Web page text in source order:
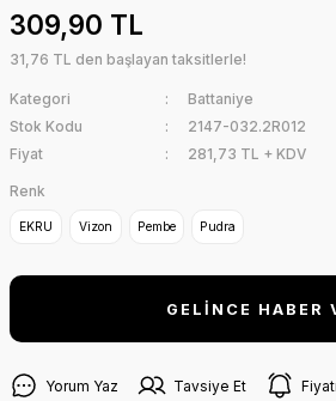
309,90 TL
31,76 TL den başlayan taksitlerle!
Kategori
Battaniye
Stok Kodu
2147-032.2R012
Fiyat
281,73 TL + KDV
Renk
EKRU Vizon Pembe Pudra
GELİNCE HABER
Yorum Yaz Tavsiye Et